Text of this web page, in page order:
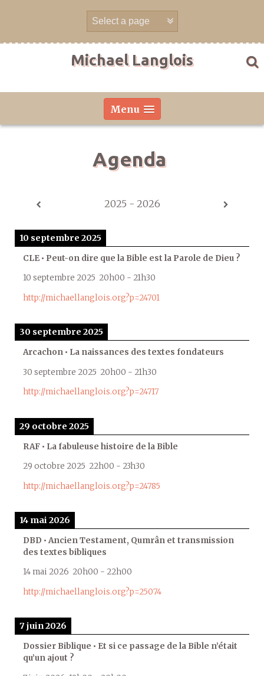
Michael Langlois
Menu
Agenda
2025 - 2026
10 septembre 2025
CLE • Peut-on dire que la Bible est la Parole de Dieu ?
10 septembre 2025 20h00 - 21h30
http://michaellanglois.org?p=24701
30 septembre 2025
Arcachon • La naissances des textes fondateurs
30 septembre 2025 20h00 - 21h30
http://michaellanglois.org?p=24717
29 octobre 2025
RAF • La fabuleuse histoire de la Bible
29 octobre 2025 22h00 - 23h30
http://michaellanglois.org?p=24785
14 mai 2026
DBD • Ancien Testament, Qumrân et transmission
des textes bibliques
14 mai 2026 20h00 - 22h00
http://michaellanglois.org?p=25074
7 juin 2026
Dossier Biblique • Et si ce passage de la Bible n’était
qu’un ajout ?